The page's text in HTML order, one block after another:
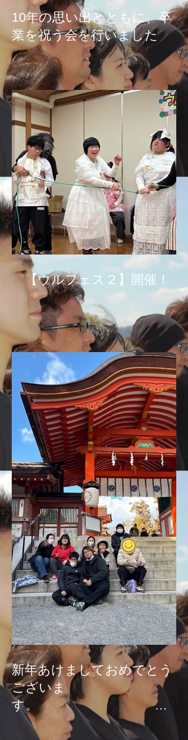
10年の思い出とともに、卒
業を祝う会を行いました
【ウルフェス２】開催！
新年あけましておめでとう
ございま
す。
本年もどうぞよろしくお願